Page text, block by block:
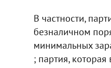
В частности,
безналичном
минимальных
; партия,